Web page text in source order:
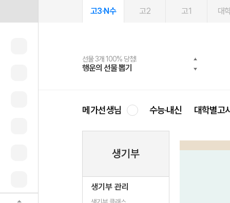
고3·N수 고2 고1 대
선물 3개 100% 당첨!
행운의 선물 뽑기
선물 100% 증정!
메가스터디 X 올리브
2027 러셀 단과
강사 공개선발
스마트러닝앱
설문 EVENT
메가패스
3일 무료 체험권
메가패스 수강생 무료혜택!
메가클럽 멤버십
사회공헌 캠페인
희망이룸 메가나눔
메가선생님 수능·내신 대학별고
생기부
생기부 관리